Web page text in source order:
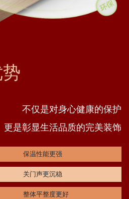
不仅是对身心健康的保护
更是彰显生活品质的完美装饰
保温性能更强
关门声更沉稳
整体平整度更好